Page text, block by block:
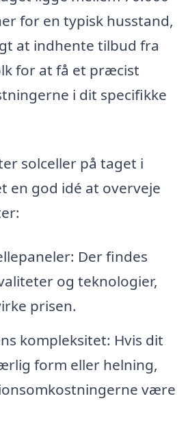
for en typisk husstand,
at indhente tilbud fra
for at få et præcist
i dit specifikke
solceller på taget i
en god idé at overveje
Der findes
og teknologier,
prisen.
kompleksitet: Hvis dit
form eller helning,
være